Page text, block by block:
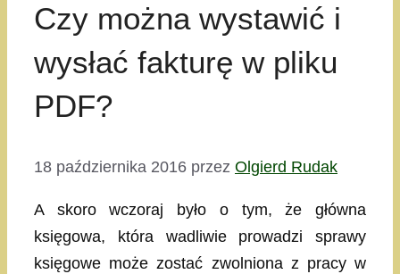
Czy można wystawić i
wysłać fakturę w pliku
PDF?
18 października 2016 przez Olgierd Rudak
A skoro wczoraj było o tym, że główna
księgowa, która wadliwie prowadzi sprawy
księgowe może zostać zwolniona z pracy w